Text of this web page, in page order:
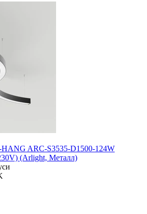
ARC-S3535-D1500-124W
(Arlight, Металл)